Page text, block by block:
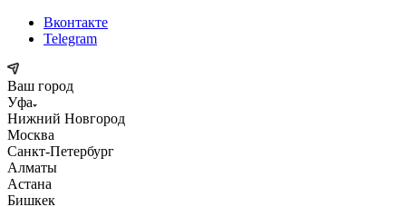
Вконтакте
Telegram
Ваш город
Уфа
Нижний Новгород
Москва
Санкт-Петербург
Алматы
Астана
Бишкек